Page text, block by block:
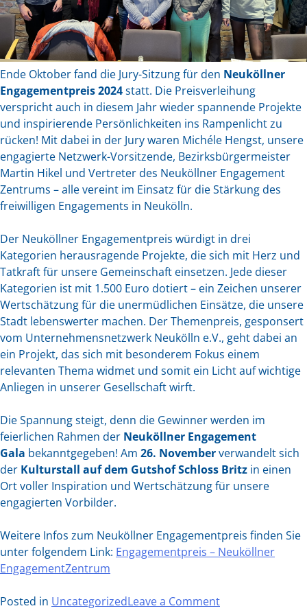
Ende Oktober fand die Jury-Sitzung für den Neuköllner
Engagementpreis 2024statt. Die Preisverleihung
verspricht auch in diesem Jahr wieder spannende Projekte
und inspirierende Persönlichkeiten ins Rampenlicht zu
rücken! Mit dabei in der Jury waren Michéle Hengst, unsere
engagierte Netzwerk-Vorsitzende, Bezirksbürgermeister
Martin Hikel und Vertreter des Neuköllner Engagement
Zentrums – alle vereint im Einsatz für die Stärkung des
freiwilligen Engagements in Neukölln.
Der Neuköllner Engagementpreis würdigt in drei
Kategorien herausragende Projekte, die sich mit Herz und
Tatkraft für unsere Gemeinschaft einsetzen. Jede dieser
Kategorien ist mit 1.500 Euro dotiert – ein Zeichen unserer
Wertschätzung für die unermüdlichen Einsätze, die unsere
Stadt lebenswerter machen. Der Themenpreis, gesponsert
vom Unternehmensnetzwerk Neukölln e.V., geht dabei an
ein Projekt, das sich mit besonderem Fokus einem
relevanten Thema widmet und somit ein Licht auf wichtige
Anliegen in unserer Gesellschaft wirft.
Die Spannung steigt, denn die Gewinner werden im
feierlichen Rahmen der Neuköllner Engagement
Gala bekanntgegeben! Am 26. Novemberverwandelt sich
der Kulturstall auf dem Gutshof Schloss Britz in einen
Ort voller Inspiration und Wertschätzung für unsere
engagierten Vorbilder.
Weitere Infos zum Neuköllner Engagementpreis finden Sie
unter folgendem Link: Engagementpreis – Neuköllner
EngagementZentrum
Posted in UncategorizedLeave a Commenton